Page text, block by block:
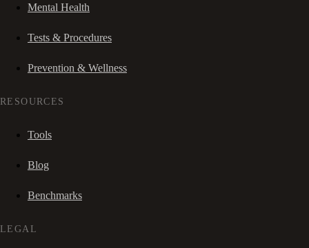
Mental Health
Tests & Procedures
Prevention & Wellness
RESOURCES
Tools
Blog
Benchmarks
LEGAL